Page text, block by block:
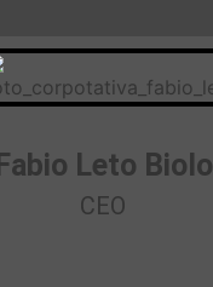
Fabio Leto Biolo
CEO